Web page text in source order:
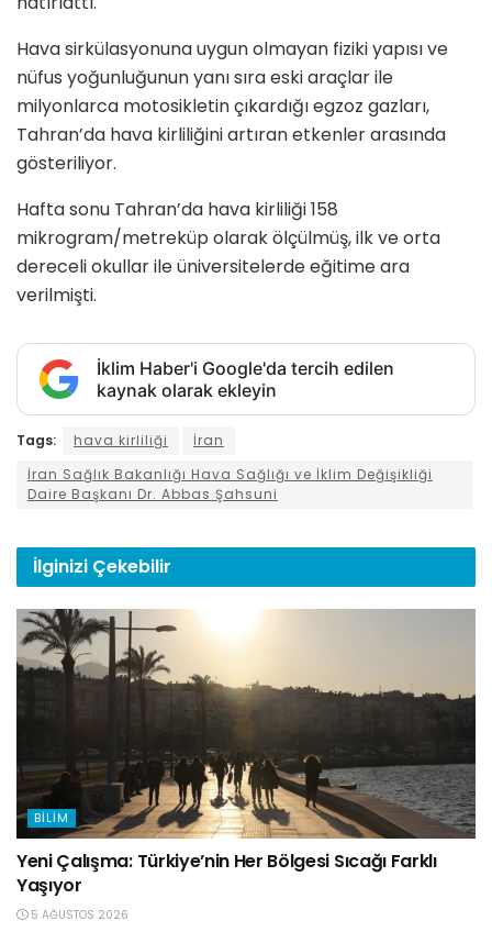
Hava sirkülasyonuna uygun olmayan fiziki yapısı ve
nüfus yoğunluğunun yanı sıra eski araçlar ile
milyonlarca motosikletin çıkardığı egzoz gazları,
Tahran’da hava kirliliğini artıran etkenler arasında
gösteriliyor.
Hafta sonu Tahran’da hava kirliliği 158
mikrogram/metreküp olarak ölçülmüş, ilk ve orta
dereceli okullar ile üniversitelerde eğitime ara
verilmişti.
İklim Haber'i Google'da tercih edilen
kaynak olarak ekleyin
Tags: hava kirliliği
İran
İran Sağlık Bakanlığı Hava Sağlığı ve İklim Değişikliği
Daire Başkanı Dr. Abbas Şahsuni
İlginizi Çekebilir
BILIM
Yeni Çalışma: Türkiye’nin Her Bölgesi Sıcağı Farklı
Yaşıyor
5 AĞUSTOS 2026